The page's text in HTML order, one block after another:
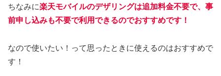
ちなみに楽天モバイルのデザリングは追加料金不要で、事
前申し込みも不要で利用できるのでおすすめです！
なので使いたい！って思ったときに使えるのはおすすめで
す！